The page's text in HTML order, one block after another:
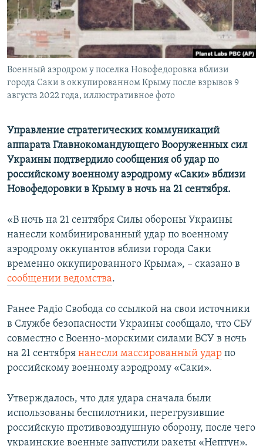
ПОБЕДИТЕЛЕЙ НЕ СУДЯТ?
КРЫМ.НЕПОКОРЕННЫЙ
ELIFBE
УКРАИНСКАЯ ПРОБЛЕМА КРЫМА
ПРИСОЕДИНЯЙТЕСЬ!
Все сайты RFE/RL
Военный аэродром у поселка Новофедоровка вблизи
города Саки в оккупированном Крыму после взрывов 9
августа 2022 года, иллюстративное фото
Управление стратегических коммуникаций
аппарата Главнокомандующего Вооруженных сил
Украины подтвердило сообщения об удар по
российскому военному аэродрому «Саки» вблизи
Новофедоровки в Крыму в ночь на 21 сентября.
«В ночь на 21 сентября Силы обороны Украины
нанесли комбинированный удар по военному
аэродрому оккупантов вблизи города Саки
временно оккупированного Крыма», – сказано в
сообщении ведомства.
Ранее Радіо Свобода со ссылкой на свои источники
в Службе безопасности Украины сообщало, что СБУ
совместно с Военно-морскими силами ВСУ в ночь
на 21 сентября нанесли массированный удар по
российскому военному аэродрому «Саки».
Утверждалось, что для удара сначала были
использованы беспилотники, перегрузившие
российскую противовоздушную оборону, после чего
украинские военные запустили ракеты «Нептун».